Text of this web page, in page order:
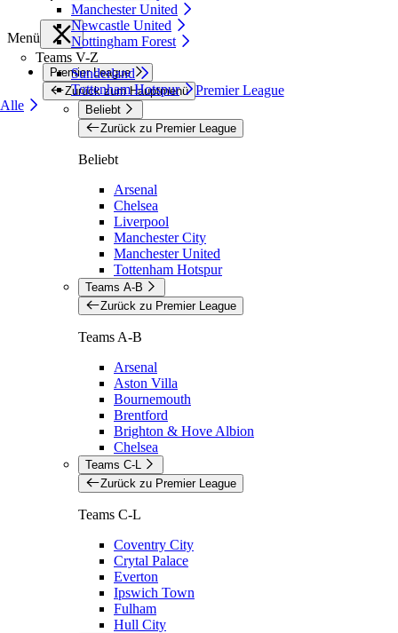
Manchester United
Newcastle United
Nottingham Forest
Teams V-Z
Sunderland
Tottenham Hotspur
Alle
Menü
Premier League
Zurück zum Hauptmenü Premier League
Beliebt
Zurück zu Premier League
Beliebt
Arsenal
Chelsea
Liverpool
Manchester City
Manchester United
Tottenham Hotspur
Teams A-B
Zurück zu Premier League
Teams A-B
Arsenal
Aston Villa
Bournemouth
Brentford
Brighton & Hove Albion
Chelsea
Teams C-L
Zurück zu Premier League
Teams C-L
Coventry City
Crytal Palace
Everton
Ipswich Town
Fulham
Hull City